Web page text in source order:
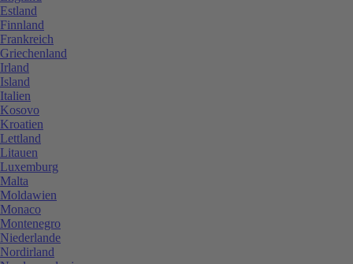
Estland
Finnland
Frankreich
Griechenland
Irland
Island
Italien
Kosovo
Kroatien
Lettland
Litauen
Luxemburg
Malta
Moldawien
Monaco
Montenegro
Niederlande
Nordirland